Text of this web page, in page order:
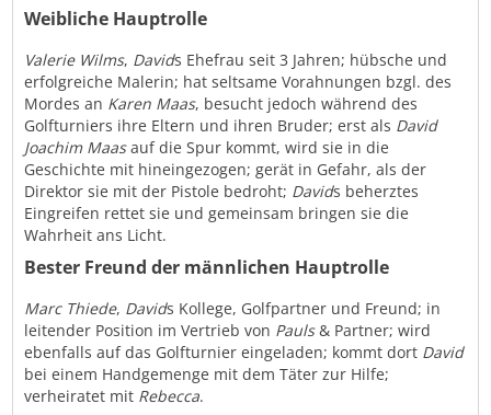
Weibliche Hauptrolle
Valerie Wilms, Davids Ehefrau seit 3 Jahren; hübsche und
erfolgreiche Malerin; hat seltsame Vorahnungen bzgl. des
Mordes an Karen Maas, besucht jedoch während des
Golfturniers ihre Eltern und ihren Bruder; erst als David
Joachim Maasauf die Spur kommt, wird sie in die
Geschichte mit hineingezogen; gerät in Gefahr, als der
Direktor sie mit der Pistole bedroht; Davids beherztes
Eingreifen rettet sie und gemeinsam bringen sie die
Wahrheit ans Licht.
Bester Freund der männlichen Hauptrolle
Marc Thiede, Davids Kollege, Golfpartner und Freund; in
leitender Position im Vertrieb von Pauls& Partner; wird
ebenfalls auf das Golfturnier eingeladen; kommt dort David
bei einem Handgemenge mit dem Täter zur Hilfe;
verheiratet mit Rebecca.